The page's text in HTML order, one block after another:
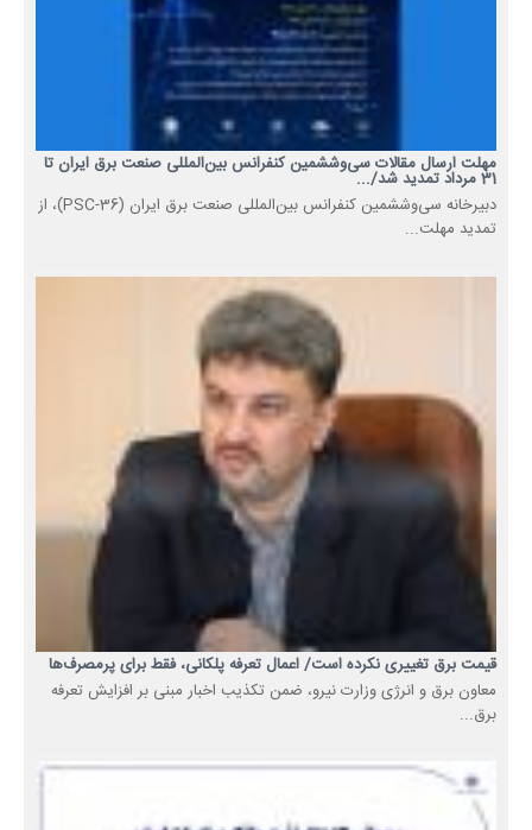
مهلت ارسال مقالات سی‌وششمین کنفرانس بین‌المللی صنعت برق ایران تا
31 مرداد تمدید شد/...
دبیرخانه سی‌وششمین کنفرانس بین‌المللی صنعت برق ایران (PSC-36)، از
تمدید مهلت...
قیمت برق تغییری نکرده است/ اعمال تعرفه پلکانی، فقط برای پرمصرف‌ها
معاون برق و انرژی وزارت نیرو، ضمن تکذیب اخبار مبنی بر افزایش تعرفه
برق...